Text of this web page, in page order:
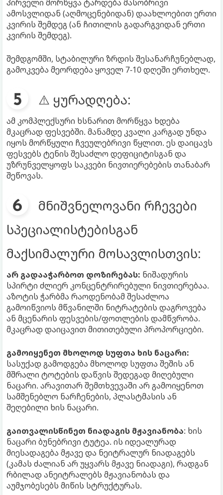
პირველი მორწყვა ტარდება მასობრივი
ამოსვლიდან (აღმოცენებიდან) დაახლოებით ერთი
კვირის შემდეგ (ან ჩითილის გადარგვიდან ერთი
კვირის შემდეგ).
შემდგომში, სტაბილური ზრდის შესანარჩუნებლად,
გამოკვება მეორდება ყოველ 7-10 დღეში ერთხელ.
⚠️ ყურადღება:
ამ კომპლექსური ხსნარით მორწყვა ხდება
მკაცრად ფესვებში. მანამდე კვალი კარგად უნდა
იყოს მორწყული ჩვეულებრივი წყლით. ეს დაიცავს
ფესვებს ტენის შესაძლო დეფიციტისგან და
უზრუნველყოფს საკვები ნივთიერებების თანაბარ
შეწოვას.
მნიშვნელოვანი რჩევები
სპეციალისტებისგან
მაქსიმალური მოსავლისთვის:
არ გადააჭარბოთ დოზირებას: ნიშადურის
სპირტი ძლიერ კონცენტრირებული ნივთიერებაა.
აზოტის ჭარბმა რაოდენობამ შესაძლოა
გამოიწვიოს მწვანილში ნიტრატების დაგროვება
ან მცენარის ფესვების/ფოთლების დამწვრობა.
მკაცრად დაიცავით მითითებული პროპორციები.
გამოიყენეთ მხოლოდ სუფთა ხის ნაცარი:
სასუქად გამოდგება მხოლოდ სუფთა შეშის ან
მშრალი ტოტების დაწვის შედეგად მიღებული
ნაცარი. არავითარ შემთხვევაში არ გამოიყენოთ
სამშენებლო ნარჩენების, პლასტმასის ან
შეღებილი ხის ნაცარი.
გაითვალისწინეთ ნიადაგის მჟავიანობა: ხის
ნაცარი ბუნებრივი ტუტეა. ის იდეალურად
მიესადაგება მჟავე და ნეიტრალურ ნიადაგებს
(კამას ძალიან არ უყვარს მჟავე ნიადაგი), რადგან
რბილად ანეიტრალებს მჟავიანობას და
აუმჯობესებს მიწის სტრუქტურას.